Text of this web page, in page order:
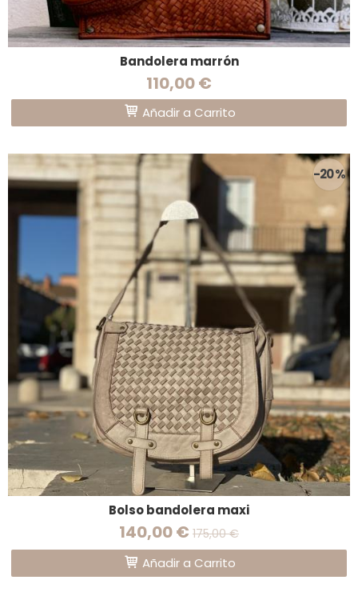
Bandolera marrón
110,00 €
Añadir a Carrito
-20 %
Bolso bandolera maxi
140,00 € 175,00 €
Añadir a Carrito